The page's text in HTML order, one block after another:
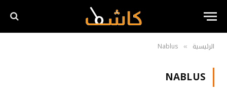
الرئيسية »
Nablus
NABLUS